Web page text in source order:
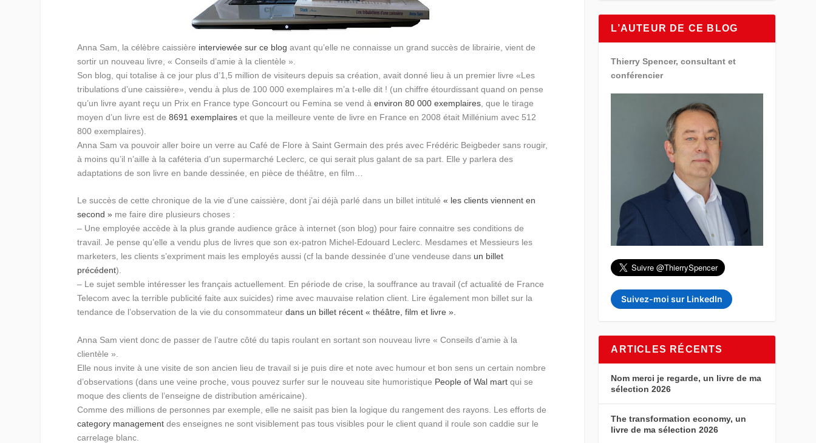
Anna Sam, la célèbre caissière interviewée sur ce blog avant qu’elle ne connaisse un grand succès de librairie, vient de
sortir un nouveau livre, « Conseils d’amie à la clientèle ».
Son blog, qui totalise à ce jour plus d’1,5 million de visiteurs depuis sa création, avait donné lieu à un premier livre «Les
tribulations d’une caissière», vendu à plus de 100 000 exemplaires m’a t-elle dit ! (un chiffre étourdissant quand on pense
qu’un livre ayant reçu un Prix en France type Goncourt ou Femina se vend àenviron 80 000 exemplaires , que le tirage
moyen d’un livre est de8691 exemplaires et que la meilleure vente de livre en France en 2008 était Millénium avec 512
800 exemplaires).
Anna Sam va pouvoir aller boire un verre au Café de Flore à Saint Germain des prés avec Frédéric Beigbeder sans rougir,
à moins qu’il n’aille à la caféteria d’un supermarché Leclerc, ce qui serait plus galant de sa part. Elle y parlera des
adaptations de son livre en bande dessinée, en pièce de théâtre, en film…
Le succès de cette chronique de la vie d’une caissière, dont j’ai déjà parlé dans un billet intitulé« les clients viennent en
second » me faire dire plusieurs choses :
– Une employée accède à la plus grande audience grâce à internet (son blog) pour faire connaitre ses conditions de
travail. Je pense qu’elle a vendu plus de livres que son ex-patron Michel-Edouard Leclerc. Mesdames et Messieurs les
marketers, les clients s’expriment mais les employés aussi (cf la bande dessinée d’une vendeuse dans un billet
précédent).
– Le sujet semble intéresser les français actuellement. En période de crise, la souffrance au travail (cf actualité de France
Telecom avec la terrible publicité faite aux suicides) rime avec mauvaise relation client. Lire également mon billet sur la
tendance de l’observation de la vie du consommateurdans un billet récent « théâtre, film et livre ».
Anna Sam vient donc de passer de l’autre côté du tapis roulant en sortant son nouveau livre « Conseils d’amie à la
clientèle ».
Elle nous invite à une visite de son ancien lieu de travail si je puis dire et note avec humour et bon sens un certain nombre
d’observations (dans une veine proche, vous pouvez surfer sur le nouveau site humoristique People of Wal mart qui se
moque des clients de l’enseigne de distribution américaine).
Comme des millions de personnes par exemple, elle ne saisit pas bien la logique du rangement des rayons. Les efforts de
category management des enseignes ne sont visiblement pas tous visibles pour le client quand il roule son caddie sur le
carrelage blanc.
L’AUTEUR DE CE BLOG
Thierry Spencer, consultant et
conférencier
Suivez-moi sur LinkedIn
ARTICLES RÉCENTS
Nom merci je regarde, un livre de ma
sélection 2026
The transformation economy, un
livre de ma sélection 2026